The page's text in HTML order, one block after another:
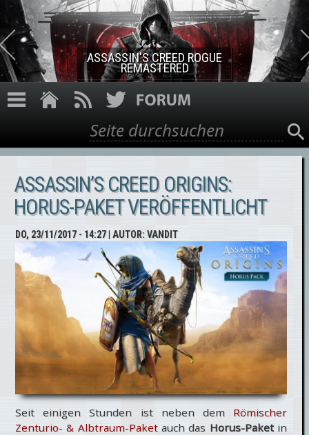
Direkt zum Inhalt
ASSASSIN'S CREED ROGUE
REMASTERED
Suchformular
Suche
ASSASSIN’S CREED ORIGINS:
HORUS-PAKET VERÖFFENTLICHT
DO, 23/11/2017 - 14:27| AUTOR:VANDIT
Seit einigen Stunden ist neben dem Römischer
Zenturio- & Albtraum-Paketauch das Horus-Paketin